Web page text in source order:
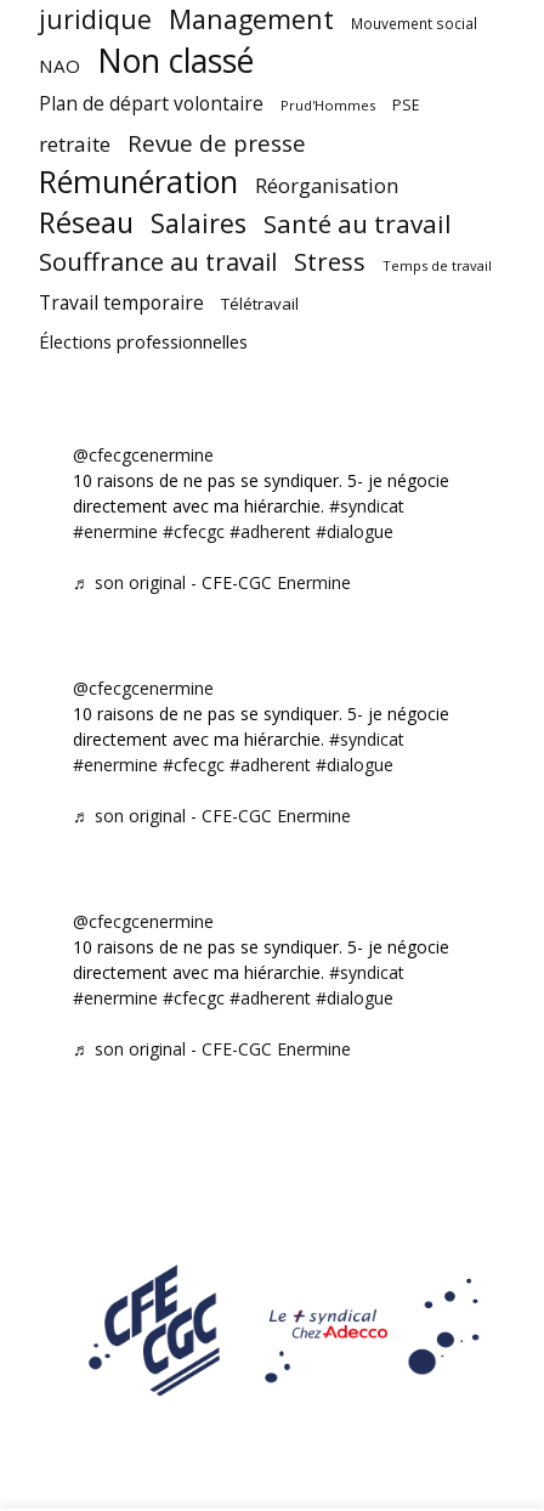
juridique Management Mouvement social
NAO Non classé
Plan de départ volontaire Prud'Hommes PSE
retraite Revue de presse
Rémunération Réorganisation
Réseau Salaires Santé au travail
Souffrance au travail Stress Temps de travail
Travail temporaire Télétravail
Élections professionnelles
@cfecgcenermine
10 raisons de ne pas se syndiquer. 5- je négocie
directement avec ma hiérarchie. #syndicat
#enermine #cfecgc #adherent #dialogue
♬ son original - CFE-CGC Enermine
@cfecgcenermine
10 raisons de ne pas se syndiquer. 5- je négocie
directement avec ma hiérarchie. #syndicat
#enermine #cfecgc #adherent #dialogue
♬ son original - CFE-CGC Enermine
@cfecgcenermine
10 raisons de ne pas se syndiquer. 5- je négocie
directement avec ma hiérarchie. #syndicat
#enermine #cfecgc #adherent #dialogue
♬ son original - CFE-CGC Enermine